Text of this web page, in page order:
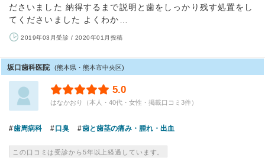
ださいました 納得するまで説明と歯をしっかり残す処置をし
てくださいました よくわか…
2019年03月受診 / 2020年01月投稿
坂口歯科医院 (熊本県・熊本市中央区)
5.0
はなかおり（本人・40代・女性・掲載口コミ3件）
歯周病科 口臭 歯と歯茎の痛み・腫れ・出血
この口コミは受診から5年以上経過しています。